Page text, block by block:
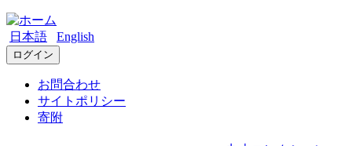
日本語 English
ログイン
お問合わせ
サイトポリシー
寄附